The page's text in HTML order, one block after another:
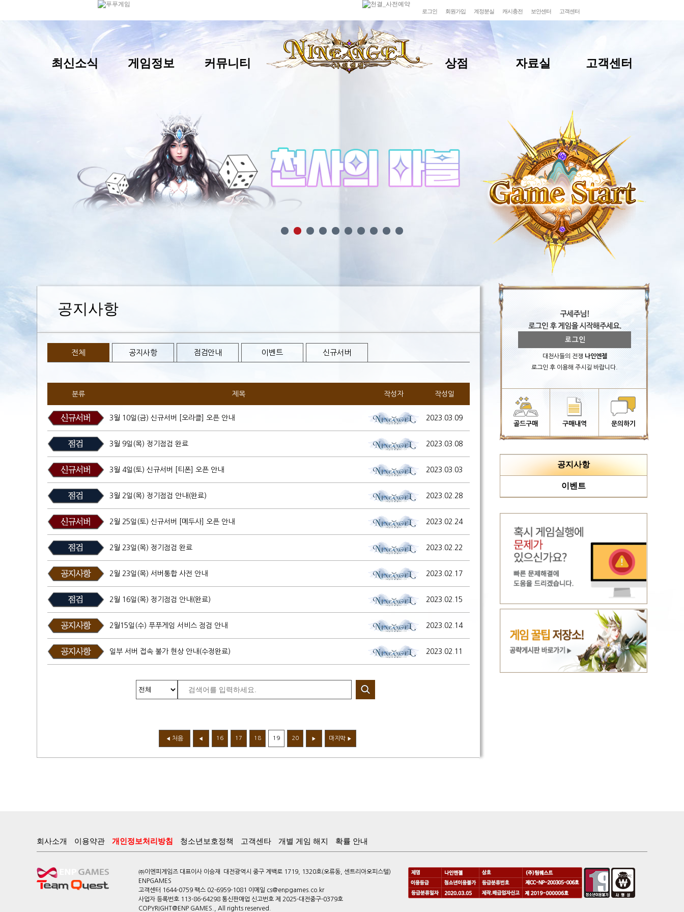
로그인 회원가입 계정분실 캐시충전 보안센터 고객센터
최신소식 게임정보 커뮤니티 상점 자료실 고객센터
대천사들의 전쟁 나인엔젤
로그인 후 이용해 주시길 바랍니다.
골드구매 구매내역 문의하기
공지사항
전체 공지사항 점검안내 이벤트 신규서버
분류 제목 작성자 작성일
3월 10일(금) 신규서버 [오라클] 오픈 안내 2023.03.09
3월 9일(목) 정기점검 완료 2023.03.08
3월 4일(토) 신규서버 [티폰] 오픈 안내 2023.03.03
3월 2일(목) 정기점검 안내(완료) 2023.02.28
2월 25일(토) 신규서버 [메두사] 오픈 안내 2023.02.24
2월 23일(목) 정기점검 완료 2023.02.22
2월 23일(목) 서버통합 사전 안내 2023.02.17
2월 16일(목) 정기점검 안내(완료) 2023.02.15
2월15일(수) 푸푸게임 서비스 점검 안내 2023.02.14
일부 서버 접속 불가 현상 안내(수정완료) 2023.02.11
◀ 처음 ◀ 16 17 18 19 20 ▶ 마지막 ▶
공지사항
이벤트
회사소개 이용약관 개인정보처리방침 청소년보호정책 고객센타 개별 게임 해지 확률 안내
㈜이엔피게임즈 대표이사 이승재 대전광역시 중구 계백로 1719, 1320호(오류동, 센트리아오피스텔)
ENPGAMES
고객센터 1644-0759 팩스 02-6959-1081 이메일 cs@enpgames.co.kr
사업자 등록번호 113-86-64298 통신판매업 신고번호 제 2025-대전중구-0379호
COPYRIGHT@ENP GAMES., All rights reserved.